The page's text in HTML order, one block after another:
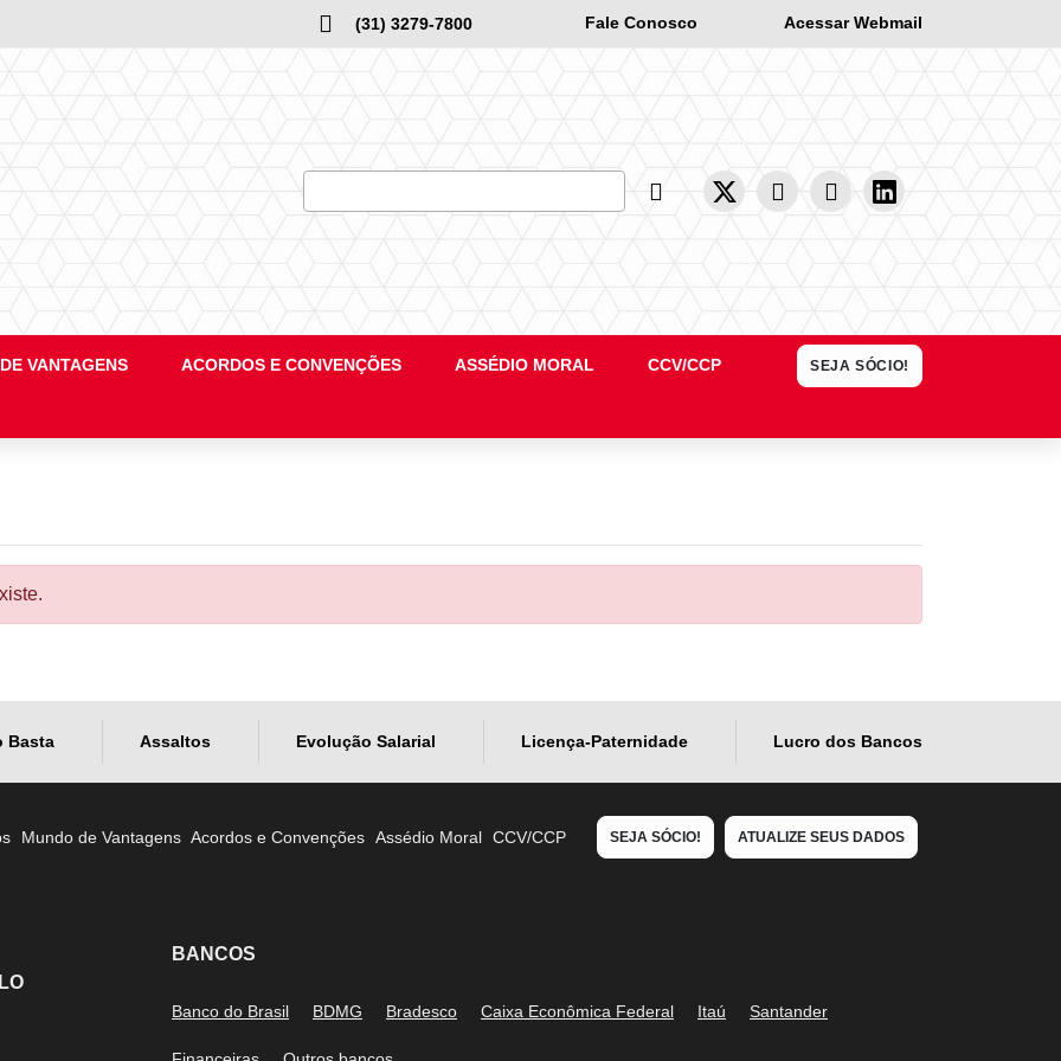
(31) 3279-7800 Fale Conosco Acessar Webmail
Busca
VANTAGENS ACORDOS E CONVENÇÕES ASSÉDIO MORAL CCV/CCP SEJA SÓCIO!
Basta Assaltos Evolução Salarial Licença-Paternidade Lucro dos Bancos
Mundo de Vantagens Acordos e Convenções Assédio Moral CCV/CCP SEJA SÓCIO! ATUALIZE SEUS DADOS
BANCOS
Banco do Brasil BDMG Bradesco Caixa Econômica Federal Itaú Santander